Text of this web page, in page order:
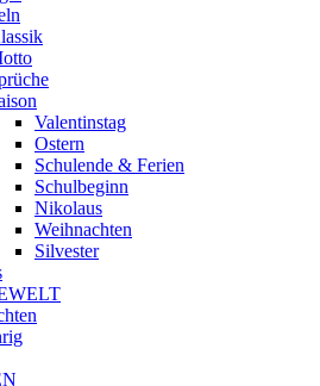
Valentinstag
Ostern
Schulende & Ferien
Schulbeginn
Nikolaus
Weihnachten
Silvester